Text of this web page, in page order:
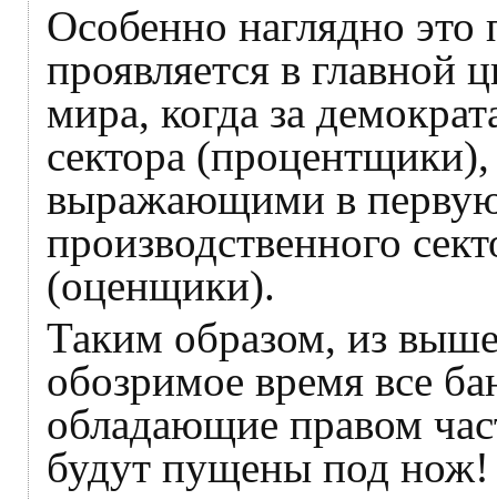
Особенно наглядно это
проявляется в главной
мира, когда за
сектора
выражающими в
производственного
(оценщики).
Таким образом, из
обозримое время все
обладающие правом
будут пущены под нож!